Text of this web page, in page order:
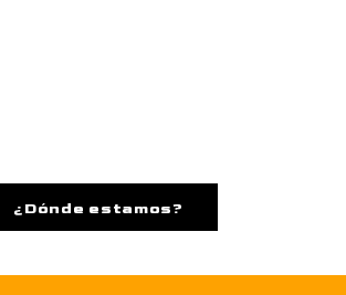
¿Dónde estamos?